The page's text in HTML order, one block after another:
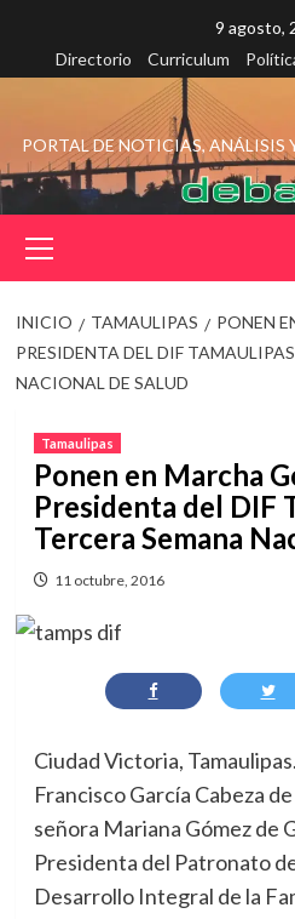
contenido
9 agosto,
Directorio
Curriculum
PORTAL DE NOTICIAS, ANÁLISIS
principal
INICIO TAMAULIPAS
PONEN
PRESIDENTA DEL DIF
NACIONAL DE SALUD
Tamaulipas
Ponen en Marcha
Presidenta del DIF
Tercera Semana
11 octubre, 2016
Ciudad Victoria,
Francisco García Cabeza
señora Mariana Gómez de
Presidenta del Patronato
Desarrollo Integral de la